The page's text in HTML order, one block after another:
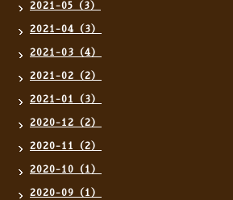
2021-05（3）
2021-04（3）
2021-03（4）
2021-02（2）
2021-01（3）
2020-12（2）
2020-11（2）
2020-10（1）
2020-09（1）